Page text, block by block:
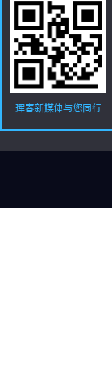
珲春新媒体与您同行